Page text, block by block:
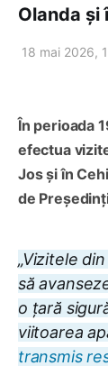
Olanda și
18 mai 2026,
În perioada
efectua
Jos și în
de
„Vizitele
să
o țară
viitoarea
transmis